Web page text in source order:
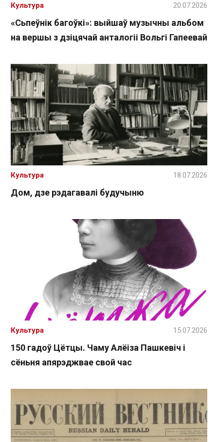
«Сьпеўнік багоўкі»: выйшаў музычны альбом
на вершы з дзіцячай анталогіі Вольгі Гапеевай
Культура 20.07.2026
Дом, дзе рэдагавалі будучыню
Культура 18.07.2026
150 гадоў Цётцы. Чаму Алёіза Пашкевіч і
сёньня апярэджвае свой час
Культура 15.07.2026